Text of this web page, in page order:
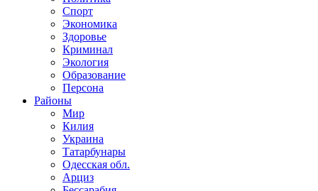
Спорт
Экономика
Здоровье
Криминал
Экология
Образование
Персона
Районы
Мир
Килия
Украина
Татарбунары
Одесская обл.
Арциз